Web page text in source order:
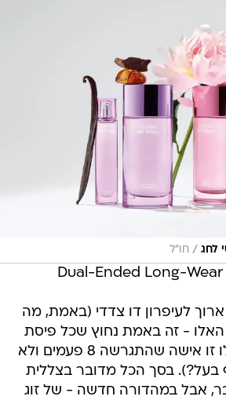
/ חו"ל
Dual-Ended Long-
לעיפרון דו צדדי (באמת, מה
- זה באמת נחוץ שכל פיסת
איפור תיקרא כאילו זו אישה שהתגרשה 8 פעמים ולא
בסך הכל מדובר בצללית
אבל במהדורה חדשה - של זוג